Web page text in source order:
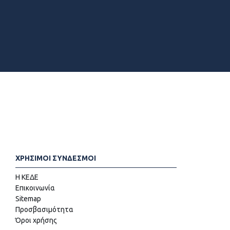
ΧΡΗΣΙΜΟΙ ΣΥΝΔΕΣΜΟΙ
Η ΚΕΔΕ
Επικοινωνία
Sitemap
Προσβασιμότητα
Όροι χρήσης